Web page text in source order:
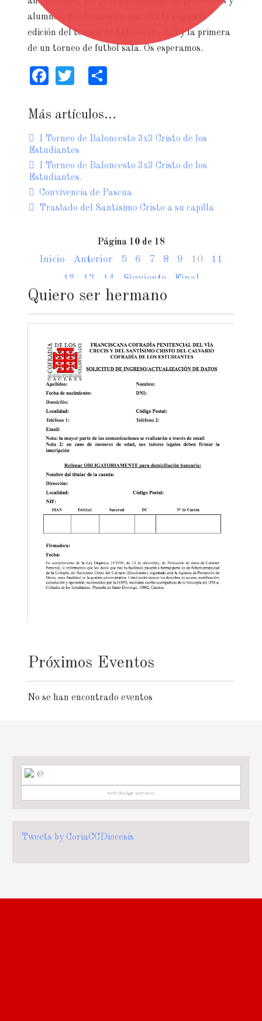
alumnos, pondremos en marcha la segunda
edición del torneo de baloncesto 3x3 y la primera
de un torneo de futbol sala. Os esperamos.
Facebook
Twitter
Más artículos...
I Torneo de Baloncesto 3x3 Cristo de los
Estudiantes
I Torneo de Baloncesto 3x3 Cristo de los
Estudiantes.
Convivencia de Pascua
Traslado del Santísimo Cristo a su capilla
Página 10 de 18
Inicio Anterior 5 6 7 8 9 10
11
12
13 14 Siguiente Final
Quiero ser hermano
Próximos Eventos
No se han encontrado eventos
@
web design services
Tweets by CoriaCCDiocesis